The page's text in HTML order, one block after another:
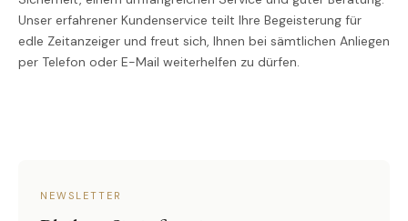
Unser erfahrener Kundenservice teilt Ihre Begeisterung für
edle Zeitanzeiger und freut sich, Ihnen bei sämtlichen Anliegen
per Telefon oder E-Mail weiterhelfen zu dürfen.
NEWSLETTER